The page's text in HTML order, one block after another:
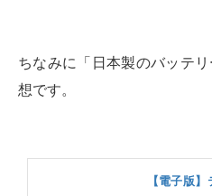
ちなみに「日本製のバッテ
想です。
【電子版